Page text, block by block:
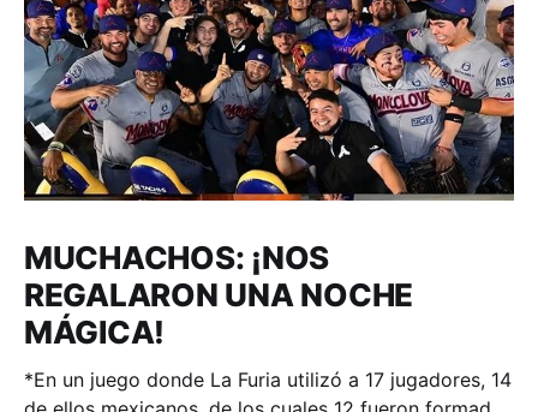
MUCHACHOS: ¡NOS
REGALARON UNA NOCHE
MÁGICA!
*En un juego donde La Furia utilizó a 17 jugadores, 14